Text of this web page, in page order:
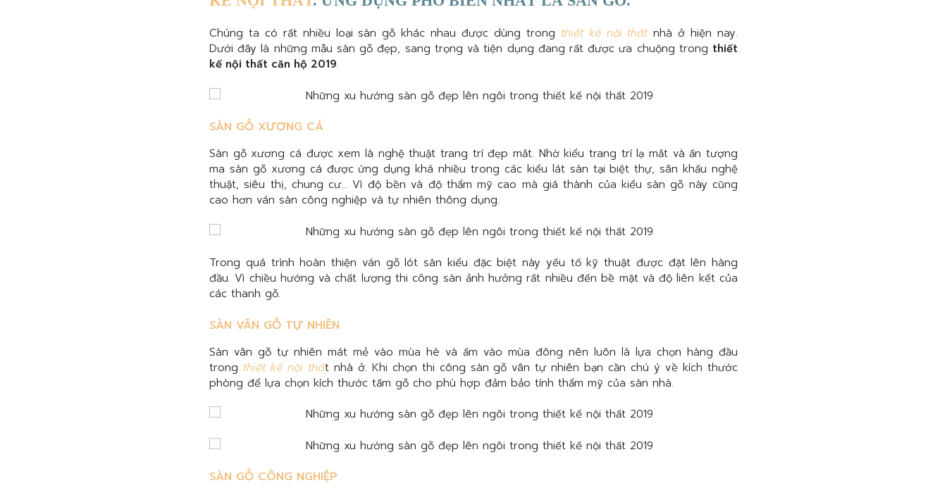
Chúng ta có rất nhiều loại sàn gỗ khác nhau được dùng trong thiết kế nội thấtnhà ở hiện nay.
Dưới đây là những mẫu sàn gỗ đẹp, sang trọng và tiện dụng đang rất được ưa chuộng trong thiết
kế nội thất căn hộ 2019.
SÀN GỖ XƯƠNG CÁ
Sàn gỗ xương cá được xem là nghệ thuật trang trí đẹp mắt. Nhờ kiểu trang trí lạ mắt và ấn tượng
ma sàn gỗ xương cá được ứng dụng khá nhiều trong các kiểu lát sàn tại biệt thự, sân khấu nghệ
thuật, siêu thị, chung cư… Vì độ bền và độ thẩm mỹ cao mà giá thành của kiểu sàn gỗ này cũng
cao hơn ván sàn công nghiệp và tự nhiên thông dụng.
Trong quá trình hoàn thiện ván gỗ lót sàn kiểu đặc biệt này yếu tố kỹ thuật được đặt lên hàng
đầu. Vì chiều hướng và chất lượng thi công sàn ảnh hưởng rất nhiều đến bề mặt và độ liên kết của
các thanh gỗ.
SÀN VÂN GỖ TỰ NHIÊN
Sàn vân gỗ tự nhiên mát mẻ vào mùa hè và ấm vào mùa đông nên luôn là lựa chọn hàng đầu
trong thiết kế nội thất nhà ở. Khi chọn thi công sàn gỗ vân tự nhiên bạn cần chú ý về kích thước
phòng để lựa chọn kích thước tấm gỗ cho phù hợp đảm bảo tính thẩm mỹ của sàn nhà.
SÀN GỖ CÔNG NGHIỆP